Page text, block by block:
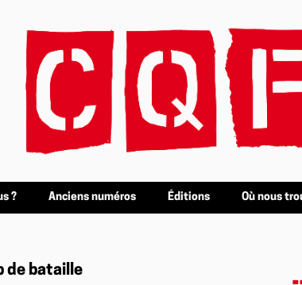
? Anciens numéros Éditions Où nous
de bataille